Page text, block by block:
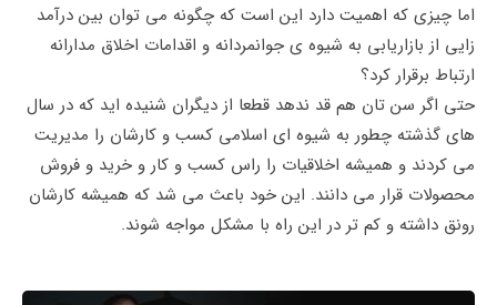
اما چیزی که اهمیت دارد این است که چگونه می توان بین درآمد
زایی از بازاریابی به شیوه ی جوانمردانه و اقدامات اخلاق مدارانه
ارتباط برقرار کرد؟
حتی اگر سن تان هم قد ندهد قطعا از دیگران شنیده اید که در سال
های گذشته چطور به شیوه ای اسلامی کسب و کارشان را مدیریت
می کردند و همیشه اخلاقیات را راس کسب و کار و خرید و فروش
محصولات قرار می دانند. این خود باعث می شد که همیشه کارشان
رونق داشته و کم تر در این راه با مشکل مواجه شوند.